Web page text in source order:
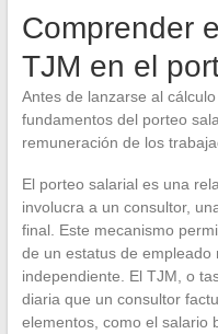
Comprender
TJM en el
Antes de lanzarse al
fundamentos del porteo
remuneración de los
El porteo salarial es una
involucra a un consultor,
final. Este mecanismo
de un estatus de empleado
independiente. El TJM, o
diaria que un consultor
elementos, como el salario